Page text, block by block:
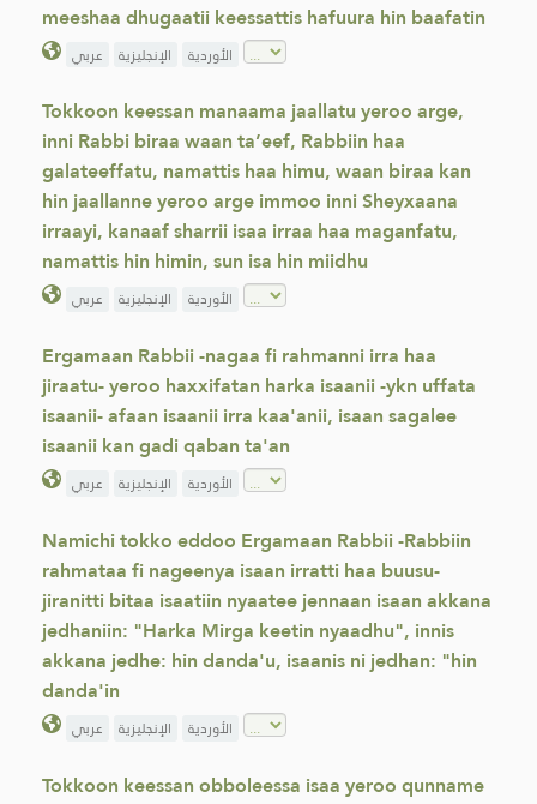
meeshaa dhugaatii keessattis hafuura hin baafatin
عربي الإنجليزية الأوردية
Tokkoon keessan manaama jaallatu yeroo arge,
inni Rabbi biraa waan ta’eef, Rabbiin haa
galateeffatu, namattis haa himu, waan biraa kan
hin jaallanne yeroo arge immoo inni Sheyxaana
irraayi, kanaaf sharrii isaa irraa haa maganfatu,
namattis hin himin, sun isa hin miidhu
عربي الإنجليزية الأوردية
Ergamaan Rabbii -nagaa fi rahmanni irra haa
jiraatu- yeroo haxxifatan harka isaanii -ykn uffata
isaanii- afaan isaanii irra kaa'anii, isaan sagalee
isaanii kan gadi qaban ta'an
عربي الإنجليزية الأوردية
Namichi tokko eddoo Ergamaan Rabbii -Rabbiin
rahmataa fi nageenya isaan irratti haa buusu-
jiranitti bitaa isaatiin nyaatee jennaan isaan akkana
jedhaniin: "Harka Mirga keetin nyaadhu", innis
akkana jedhe: hin danda'u, isaanis ni jedhan: "hin
danda'in
عربي الإنجليزية الأوردية
Tokkoon keessan obboleessa isaa yeroo qunname